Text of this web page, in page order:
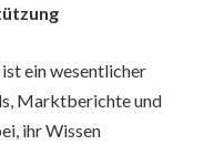
ein wesentlicher
Marktberichte und
ihr Wissen